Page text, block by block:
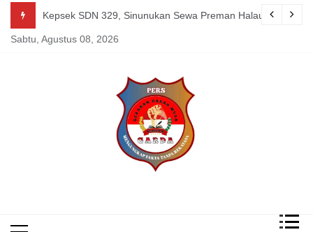
content
Uden Pimred Garda News Indonesia yang Sedang Pemulihan
Kepsek SDN 329, Sinunukan Sewa Preman Halau LSM
Sabtu, Agustus 08, 2026